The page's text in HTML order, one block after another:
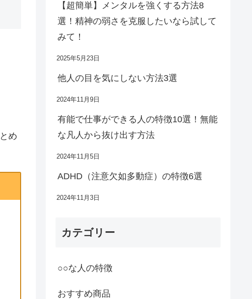
め
【超簡単】メンタルを強くする方法8
選！精神の弱さを克服したいなら試して
みて！
2025年5月23日
他人の目を気にしない方法3選
2024年11月9日
有能で仕事ができる人の特徴10選！無能
な凡人から抜け出す方法
2024年11月5日
ADHD（注意欠如多動症）の特徴6選
2024年11月3日
カテゴリー
○○な人の特徴
おすすめ商品